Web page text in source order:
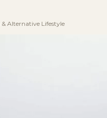
Alternative Lifestyle